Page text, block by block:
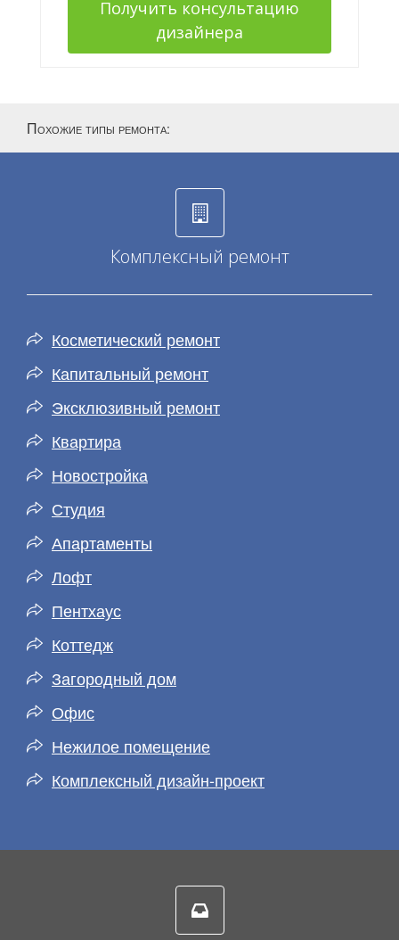
Получить консультацию
дизайнера
Похожие типы ремонта:
Комплексный ремонт
Косметический ремонт
Капитальный ремонт
Эксклюзивный ремонт
Квартира
Новостройка
Студия
Апартаменты
Лофт
Пентхаус
Коттедж
Загородный дом
Офис
Нежилое помещение
Комплексный дизайн-проект